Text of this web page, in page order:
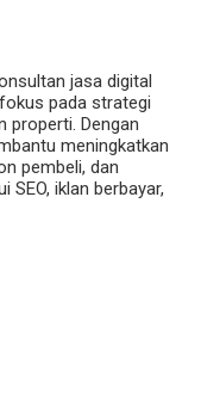
jasa digital
pada strategi
properti. Dengan
meningkatkan
pembeli, dan
iklan berbayar,